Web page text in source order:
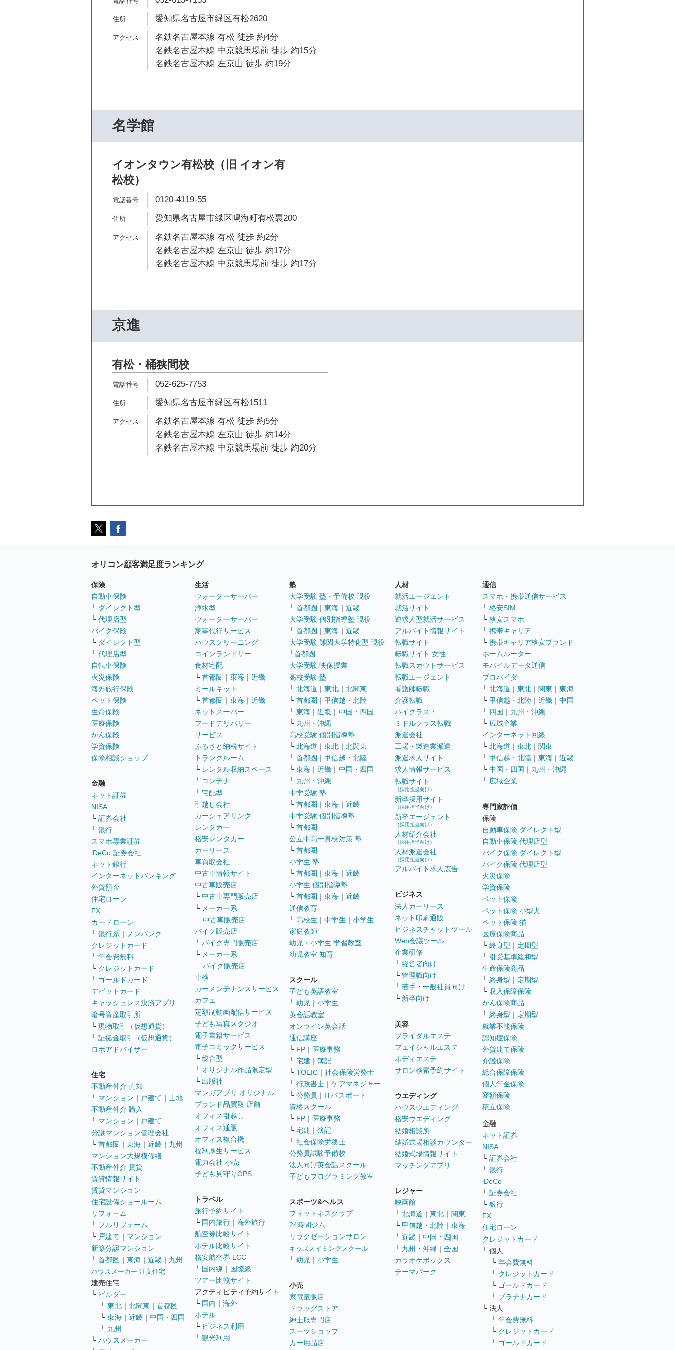
愛知県名古屋市緑区有松2620
名鉄名古屋本線 有松 徒歩 約4分
名鉄名古屋本線 中京競馬場前 徒歩 約15分
名鉄名古屋本線 左京山 徒歩 約19分
名学館
イオンタウン有松校（旧 イオン有
松校）
0120-4119-55
愛知県名古屋市緑区鳴海町有松裏200
名鉄名古屋本線 有松 徒歩 約2分
名鉄名古屋本線 左京山 徒歩 約17分
名鉄名古屋本線 中京競馬場前 徒歩 約17分
京進
有松・桶狭間校
052-625-7753
愛知県名古屋市緑区有松1511
名鉄名古屋本線 有松 徒歩 約5分
名鉄名古屋本線 左京山 徒歩 約14分
名鉄名古屋本線 中京競馬場前 徒歩 約20分
オリコン顧客満足度ランキング
保険
自動車保険
└ ダイレクト型
└ 代理店型
バイク保険
└ ダイレクト型
└ 代理店型
自転車保険
火災保険
海外旅行保険
ペット保険
生命保険
医療保険
がん保険
学資保険
保険相談ショップ
金融
ネット証券
NISA
└ 証券会社
└ 銀行
スマホ専業証券
iDeCo 証券会社
ネット銀行
インターネットバンキング
外貨預金
住宅ローン
FX
カードローン
└ 銀行系 ｜
ノンバンク
クレジットカード
└ 年会費無料
└ クレジットカード
└ ゴールドカード
デビットカード
キャッシュレス決済アプリ
暗号資産取引所
└ 現物取引（仮想通貨）
└ 証拠金取引（仮想通貨）
ロボアドバイザー
住宅
不動産仲介 売却
└ マンション ｜ 戸建て ｜ 土地
不動産仲介 購入
└ マンション ｜ 戸建て
分譲マンション管理会社
└ 首都圏 ｜ 東海 ｜ 近畿 ｜ 九州
マンション大規模修繕
不動産仲介 賃貸
賃貸情報サイト
賃貸マンション
住宅設備ショールーム
リフォーム
└ フルリフォーム
└ 戸建て ｜ マンション
新築分譲マンション
└ 首都圏 ｜ 東海 ｜ 近畿 ｜ 九州
ハウスメーカー 注文住宅
建売住宅
└ ビルダー
└ 東北 ｜ 北関東 ｜ 首都圏
└ 東海 ｜ 近畿 ｜ 中国・四国
└ 九州
└ ハウスメーカー
生活
ウォーターサーバー
浄水型
ウォーターサーバー
家事代行サービス
ハウスクリーニング
コインランドリー
食材宅配
└ 首都圏 ｜ 東海 ｜ 近畿
ミールキット
└ 首都圏 ｜ 東海 ｜ 近畿
ネットスーパー
フードデリバリー
サービス
ふるさと納税サイト
トランクルーム
└ レンタル収納スペース
└ コンテナ
└ 宅配型
引越し会社
カーシェアリング
レンタカー
格安レンタカー
カーリース
車買取会社
中古車情報サイト
中古車販売店
└ 中古車専門販売店
└ メーカー系
中古車販売店
バイク販売店
└ バイク専門販売店
└ メーカー系
バイク販売店
車検
カーメンテナンスサービス
カフェ
定額制動画配信サービス
子ども写真スタジオ
電子書籍サービス
電子コミックサービス
└ 総合型
└ オリジナル作品限定型
└ 出版社
マンガアプリ オリジナル
ブランド品買取 店舗
オフィス引越し
オフィス通販
オフィス複合機
福利厚生サービス
電力会社 小売
子ども見守りGPS
トラベル
旅行予約サイト
└ 国内旅行 ｜ 海外旅行
航空券比較サイト
ホテル比較サイト
格安航空券 LCC
└ 国内線 ｜ 国際線
ツアー比較サイト
アクティビティ予約サイト
└ 国内 ｜ 海外
ホテル
└ ビジネス利用
└ 観光利用
塾
大学受験 塾・予備校 現役
└ 首都圏 ｜ 東海 ｜ 近畿
大学受験 個別指導塾 現役
└ 首都圏 ｜ 東海 ｜ 近畿
大学受験 難関大学特化型 現役
└首都圏
大学受験 映像授業
高校受験 塾
└ 北海道 ｜ 東北 ｜ 北関東
└ 首都圏 ｜ 甲信越・北陸
└ 東海 ｜ 近畿 ｜ 中国・四国
└ 九州・沖縄
高校受験 個別指導塾
└ 北海道 ｜ 東北 ｜ 北関東
└ 首都圏 ｜ 甲信越・北陸
└ 東海 ｜ 近畿 ｜ 中国・四国
└ 九州・沖縄
中学受験 塾
└ 首都圏 ｜ 東海 ｜ 近畿
中学受験 個別指導塾
└ 首都圏
公立中高一貫校対策 塾
└ 首都圏
小学生 塾
└ 首都圏 ｜ 東海 ｜ 近畿
小学生 個別指導塾
└ 首都圏 ｜ 東海 ｜ 近畿
通信教育
└ 高校生 ｜ 中学生 ｜ 小学生
家庭教師
幼児・小学生 学習教室
幼児教室 知育
スクール
子ども英語教室
└ 幼児 ｜ 小学生
英会話教室
オンライン英会話
通信講座
└ FP ｜ 医療事務
└ 宅建 ｜ 簿記
└ TOEIC ｜ 社会保険労務士
└ 行政書士 ｜ ケアマネジャー
└ 公務員 ｜ ITパスポート
資格スクール
└ FP ｜ 医療事務
└ 宅建 ｜ 簿記
└ 社会保険労務士
公務員試験予備校
法人向け英会話スクール
子どもプログラミング教室
スポーツ&ヘルス
フィットネスクラブ
24時間ジム
リラクゼーションサロン
キッズスイミングスクール
└ 幼児 ｜ 小学生
小売
家電量販店
ドラッグストア
紳士服専門店
スーツショップ
カー用品店
人材
就活エージェント
就活サイト
逆求人型就活サービス
アルバイト情報サイト
転職サイト
転職サイト 女性
転職スカウトサービス
転職エージェント
看護師転職
介護転職
ハイクラス・
ミドルクラス転職
派遣会社
工場・製造業派遣
派遣求人サイト
求人情報サービス
転職サイト
（採用担当向け）
新卒採用サイト
（採用担当向け）
新卒エージェント
（採用担当向け）
人材紹介会社
（採用担当向け）
人材派遣会社
（採用担当向け）
アルバイト求人広告
ビジネス
法人カーリース
ネット印刷通販
ビジネスチャットツール
Web会議ツール
企業研修
└ 経営者向け
└ 管理職向け
└ 若手・一般社員向け
└ 新卒向け
美容
ブライダルエステ
フェイシャルエステ
ボディエステ
サロン検索予約サイト
ウエディング
ハウスウエディング
格安ウエディング
結婚相談所
結婚式場相談カウンター
結婚式場情報サイト
マッチングアプリ
レジャー
映画館
└ 北海道 ｜ 東北 ｜ 関東
└ 甲信越・北陸 ｜ 東海
└ 近畿 ｜ 中国・四国
└ 九州・沖縄 ｜ 全国
カラオケボックス
テーマパーク
通信
スマホ・携帯通信サービス
└ 格安SIM
└ 格安スマホ
└ 携帯キャリア
└ 携帯キャリア格安ブランド
ホームルーター
モバイルデータ通信
プロバイダ
└ 北海道 ｜ 東北 ｜ 関東 ｜ 東海
└ 甲信越・北陸 ｜ 近畿 ｜ 中国
└ 四国 ｜ 九州・沖縄
└ 広域企業
インターネット回線
└ 北海道 ｜ 東北 ｜ 関東
└ 甲信越・北陸 ｜ 東海 ｜ 近畿
└ 中国・四国 ｜ 九州・沖縄
└ 広域企業
専門家評価
保険
自動車保険 ダイレクト型
自動車保険 代理店型
バイク保険 ダイレクト型
バイク保険 代理店型
火災保険
学資保険
ペット保険
ペット保険 小型犬
ペット保険 猫
医療保険商品
└ 終身型 ｜ 定期型
└ 引受基準緩和型
生命保険商品
└ 終身型 ｜ 定期型
└ 収入保障保険
がん保険商品
└ 終身型 ｜ 定期型
就業不能保険
認知症保険
外貨建て保険
介護保険
総合保障保険
個人年金保険
変額保険
積立保険
金融
ネット証券
NISA
└ 証券会社
└ 銀行
iDeCo
└ 証券会社
└ 銀行
FX
住宅ローン
クレジットカード
└ 個人
└ 年会費無料
└ クレジットカード
└ ゴールドカード
└ プラチナカード
└ 法人
└ 年会費無料
└ クレジットカード
└ ゴールドカード